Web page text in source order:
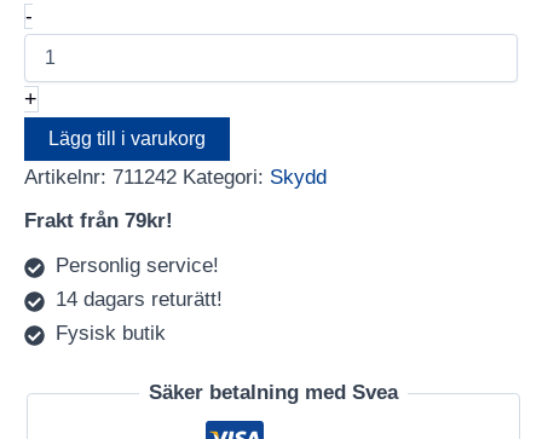
-LOWEPRO
Wrap
GearUp
GL
Dark
Grey
+
Lägg till i varukorg
Artikelnr: 711242 Kategori: Skydd
Frakt från 79kr!
Personlig service!
14 dagars returätt!
Fysisk butik
Säker betalning med Svea